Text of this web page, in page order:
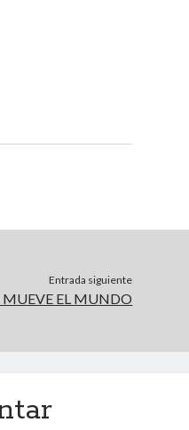
Entrada siguiente
MUEVE EL MUNDO